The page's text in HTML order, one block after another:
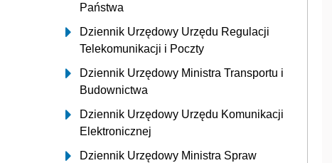
Państwa
Dziennik Urzędowy Urzędu Regulacji
Telekomunikacji i Poczty
Dziennik Urzędowy Ministra Transportu i
Budownictwa
Dziennik Urzędowy Urzędu Komunikacji
Elektronicznej
Dziennik Urzędowy Ministra Spraw